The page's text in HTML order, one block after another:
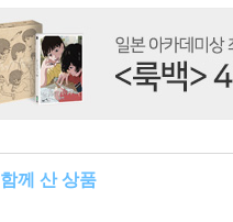
함께 산 상품